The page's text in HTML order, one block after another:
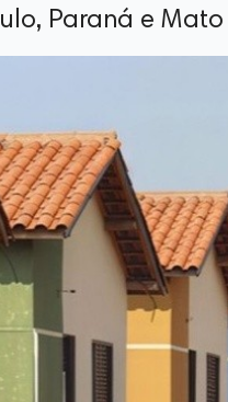
Paraná e Mato